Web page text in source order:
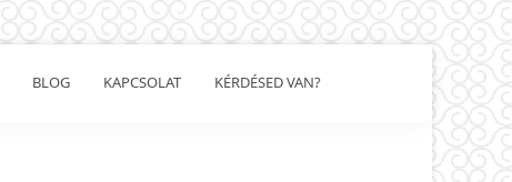
BLOG KAPCSOLAT KÉRDÉSED VAN?